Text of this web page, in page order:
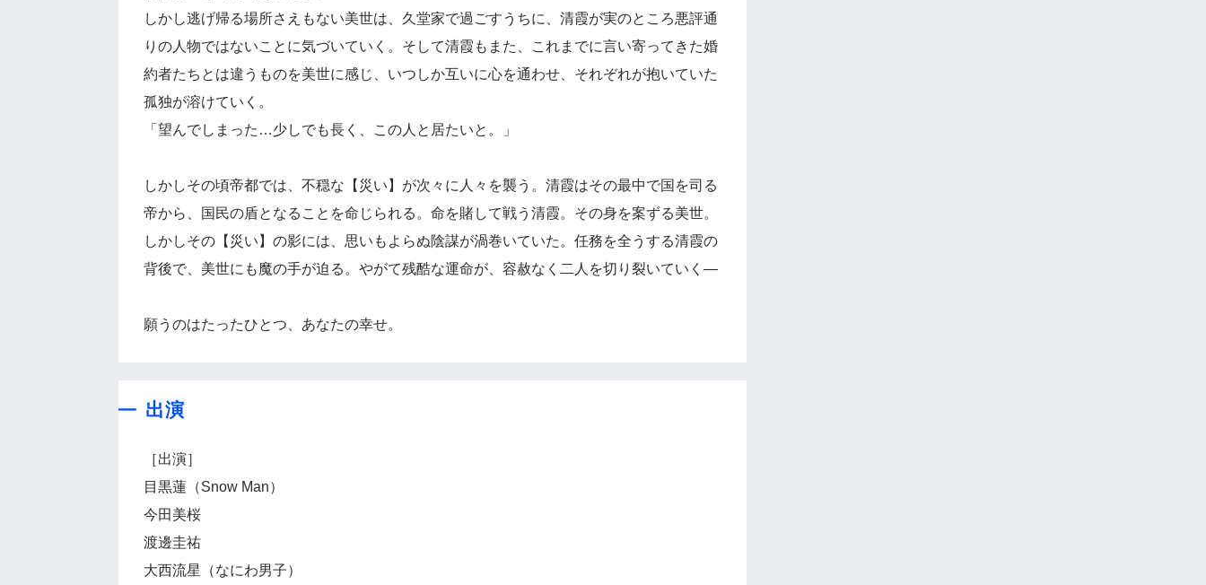
しかし逃げ帰る場所さえもない美世は、久堂家で過ごすうちに、清霞が実のところ悪評通
りの人物ではないことに気づいていく。そして清霞もまた、これまでに言い寄ってきた婚
約者たちとは違うものを美世に感じ、いつしか互いに心を通わせ、それぞれが抱いていた
孤独が溶けていく。
「望んでしまった…少しでも長く、この人と居たいと。」
しかしその頃帝都では、不穏な【災い】が次々に人々を襲う。清霞はその最中で国を司る
帝から、国民の盾となることを命じられる。命を賭して戦う清霞。その身を案ずる美世。
しかしその【災い】の影には、思いもよらぬ陰謀が渦巻いていた。任務を全うする清霞の
背後で、美世にも魔の手が迫る。やがて残酷な運命が、容赦なく二人を切り裂いていく―
願うのはたったひとつ、あなたの幸せ。
出演
［出演］
目黒蓮（Snow Man）
今田美桜
渡邊圭祐
大西流星（なにわ男子）